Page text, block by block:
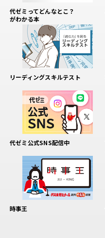
代ゼミってどんなとこ？
がわかる本
リーディングスキルテスト
代ゼミ公式SNS配信中
時事王